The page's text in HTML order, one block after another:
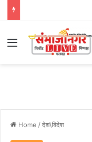
Menu
Home /देश\विदेश